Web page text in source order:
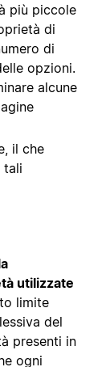
più piccole
di
di
opzioni.
alcune
il che
tali
utilizzate
limite
del
presenti in
ogni